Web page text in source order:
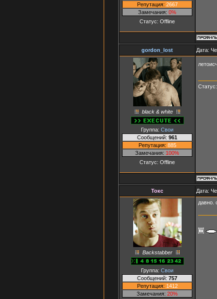
Репутация: 2667
Замечания: 0%
Статус: Offline
gordon_lost Дата:
black & white
Группа: Свои
Сообщений: 961
Репутация: 885
Замечания: 100%
Статус: Offline
Токс Дата:
Backstabber
Группа: Свои
Сообщений: 757
Репутация: 1412
Замечания: 20%
давно.